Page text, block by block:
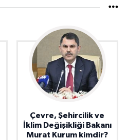
Çevre, Şehircilik ve
İklim Değişikliği Bakanı
Murat Kurum kimdir?